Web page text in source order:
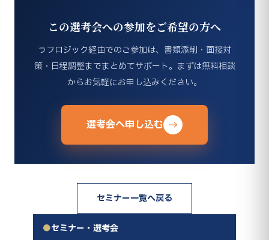
この選考会への参加をご希望の方へ
ラフロジック経由でのご参加は、書類添削・面接対
策・日程調整までまとめてサポート。まずは無料相談
からお気軽にお申し込みください。
選考会へ申し込む
セミナー一覧へ戻る
●セミナー・選考会